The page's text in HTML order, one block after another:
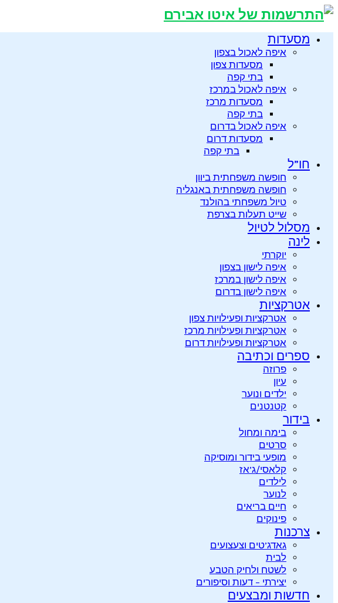
מסעדות
איפה לאכול בצפון
מסעדות צפון
בתי קפה
איפה לאכול במרכז
מסעדות מרכז
בתי קפה
איפה לאכול בדרום
מסעדות דרום
בתי קפה
חו”ל
חופשה משפחתית ביוון
חופשה משפחתית באנגליה
טיול משפחתי בהולנד
שייט תעלות בצרפת
מסלול לטיול
לינה
יוקרתי
איפה לישון בצפון
איפה לישון במרכז
איפה לישון בדרום
אטרקציות
אטרקציות ופעילויות צפון
אטרקציות ופעילויות מרכז
אטרקציות ופעילויות דרום
ספרים וכתיבה
פרוזה
עיון
ילדים ונוער
קטנטנים
בידור
בימה ומחול
סרטים
מופעי בידור ומוסיקה
קלאסי/ג’אז
לילדים
לנוער
חיים בריאים
פינוקים
צרכנות
גאדג’טים וצעצועים
לבית
לשטח ולחיק הטבע
יצירתי – דעות וסיפורים
חדשות ומבצעים